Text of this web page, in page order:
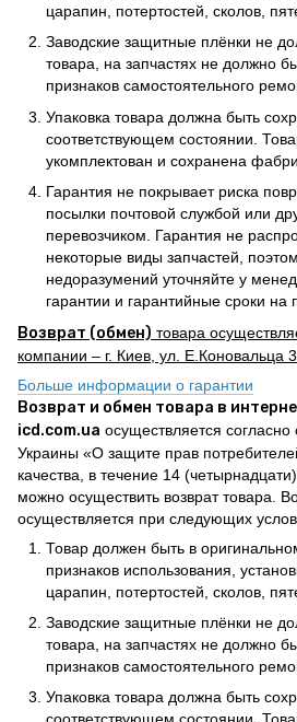
царапин, потертостей, сколов,
Заводские защитные плёнки не
товара, на запчастях не должно
признаков самостоятельного
Упаковка товара должна быть
соответствующем состоянии.
укомплектован и сохранена
Гарантия не покрывает риска
посылки почтовой службой или
перевозчиком. Гарантия не
некоторые виды запчастей,
недоразумений уточняйте у
гарантии и гарантийные сроки на
Возврат (обмен) товара
компании – г. Киев, ул. Е.Коновальца
Больше информации о гарантии
Возврат и обмен товара в
icd.com.ua осуществляется согласно
Украины «О защите прав
качества, в течение 14
можно осуществить возврат товара.
осуществляется при следующих
Товар должен быть в
признаков использования,
царапин, потертостей, сколов,
Заводские защитные плёнки не
товара, на запчастях не должно
признаков самостоятельного
Упаковка товара должна быть